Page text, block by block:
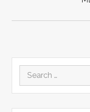
Search
for: